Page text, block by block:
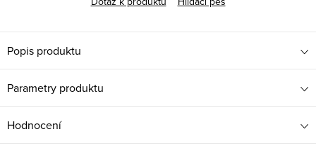
Popis produktu
Parametry produktu
Hodnocení